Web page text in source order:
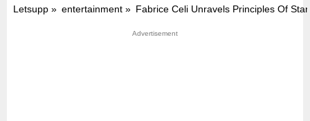
Letsupp » entertainment » Fabrice Celi Unravels Principles Of